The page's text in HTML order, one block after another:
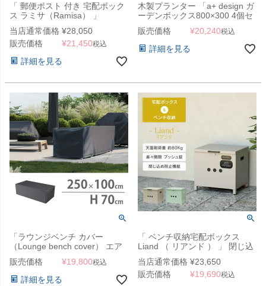
「 郵便ポスト 付き 宅配ボック
ス ラミサ（Ramisa） 」
当店通常価格 ¥28,050
販売価格
¥21,450税込
詳細を見る
木製プランター 「a+ design ガ
ーデンボックス800×300 4個セ
ット ナチュラル」
販売価格 ¥20,240税込
詳細を見る
「ラウンジベンチ カバー
（Lounge bench cover） エア
ロカバー（AeroCover） #7963
250x100x70cm（NS）」【沖
縄・離島は送料要見積り】
販売価格 ¥19,800税込
詳細を見る
「 ベンチ収納宅配ボックス
Liand （ リアンド ） 」 閉じ込
め防止機能付き
当店通常価格 ¥23,650
販売価格
¥19,690税込